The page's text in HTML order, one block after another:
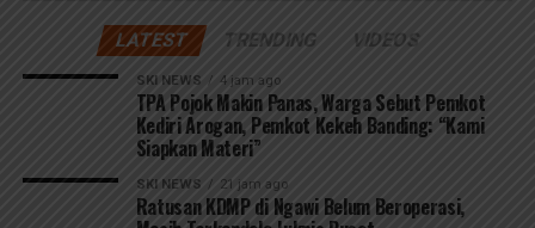
LATEST TRENDING VIDEOS
SKI NEWS 4 jam ago
TPA Pojok Makin Panas, Warga Sebut Pemkot
Kediri Arogan, Pemkot Kekeh Banding: “Kami
Siapkan Materi”
SKI NEWS 21 jam ago
Ratusan KDMP di Ngawi Belum Beroperasi,